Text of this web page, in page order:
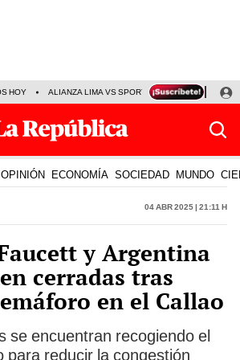
HOY ALIANZA LIMA VS SPORT BOYS JORGE
OPINIÓN ECONOMÍA SOCIEDAD MUNDO
04 Abr 2025 | 21:11 h
y Argentina
cerradas tras
en el Callao
se encuentran recogiendo el
para reducir la congestión